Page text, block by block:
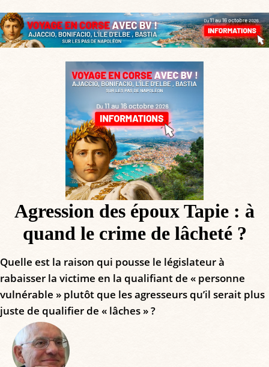
Agression des époux Tapie : à
quand le crime de lâcheté ?
Quelle est la raison qui pousse le législateur à
rabaisser la victime en la qualifiant de « personne
vulnérable » plutôt que les agresseurs qu’il serait plus
juste de qualifier de « lâches » ?